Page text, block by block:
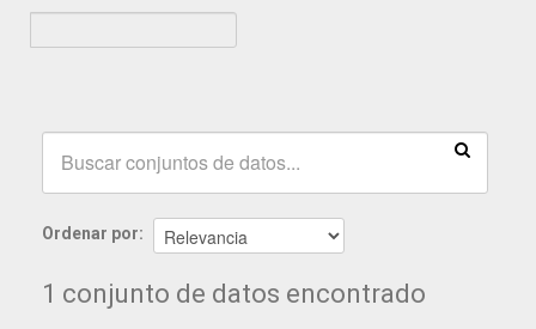
Ordenar por
1 conjunto de datos encontrado